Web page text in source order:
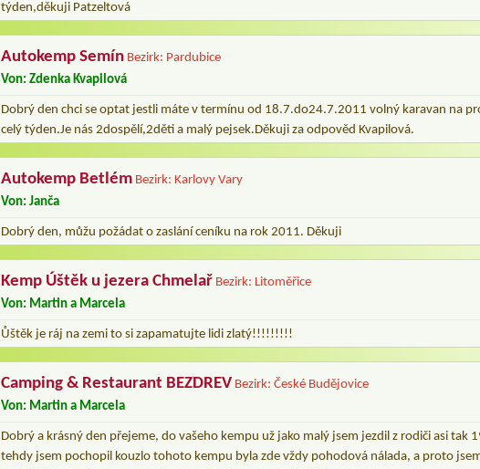
týden,děkuji Patzeltová
Autokemp Semín Bezirk: Pardubice
Von: Zdenka Kvapilová
Dobrý den chci se optat jestli máte v termínu od 18.7.do24.7.2011 volný karavan na
celý týden.Je nás 2dospělí,2děti a malý pejsek.Děkuji za odpověd Kvapilová.
Autokemp Betlém Bezirk: Karlovy Vary
Von: Janča
Dobrý den, můžu požádat o zaslání ceníku na rok 2011. Děkuji
Kemp Úštěk u jezera Chmelař Bezirk: Litoměřice
Von: Martin a Marcela
Ůštěk je ráj na zemi to si zapamatujte lidi zlatý!!!!!!!!!
Camping & Restaurant BEZDREV Bezirk: České Budějovice
Von: Martin a Marcela
Dobrý a krásný den přejeme, do vašeho kempu už jako malý jsem jezdil z rodiči asi tak
tehdy jsem pochopil kouzlo tohoto kempu byla zde vždy pohodová nálada, a proto